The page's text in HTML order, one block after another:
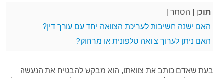
תוכן [ הסתר]
האם ישנה חשיבות לעריכת הצוואה יחד עם עורך דין?
האם ניתן לערוך צוואה טלפונית או מרחוק?
בעת שאדם כותב את צוואתו, הוא מבקש להבטיח את הנעשה